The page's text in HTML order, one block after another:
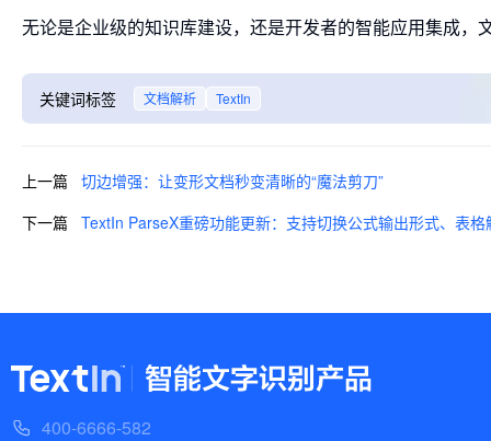
无论是企业级的知识库建设，还是开发者的智能应用集成，
关键词标签 文档解析 TextIn
上一篇 切边增强：让变形文档秒变清晰的“魔法剪刀”
下一篇 TextIn ParseX重磅功能更新：支持切换公式输出形式、表
400-6666-582